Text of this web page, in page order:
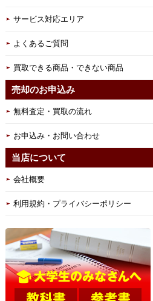
サービス対応エリア
よくあるご質問
買取できる商品・できない商品
売却のお申込み
無料査定・買取の流れ
お申込み・お問い合わせ
当店について
会社概要
利用規約・プライバシーポリシー